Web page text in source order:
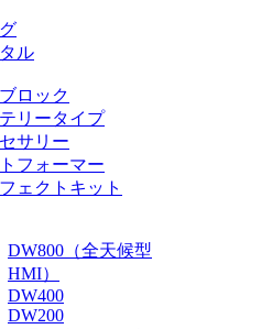
ル
ロック
リータイプ
サリー
フォーマー
ェクトキット
DW800（全天候型
HMI）
DW400
DW200